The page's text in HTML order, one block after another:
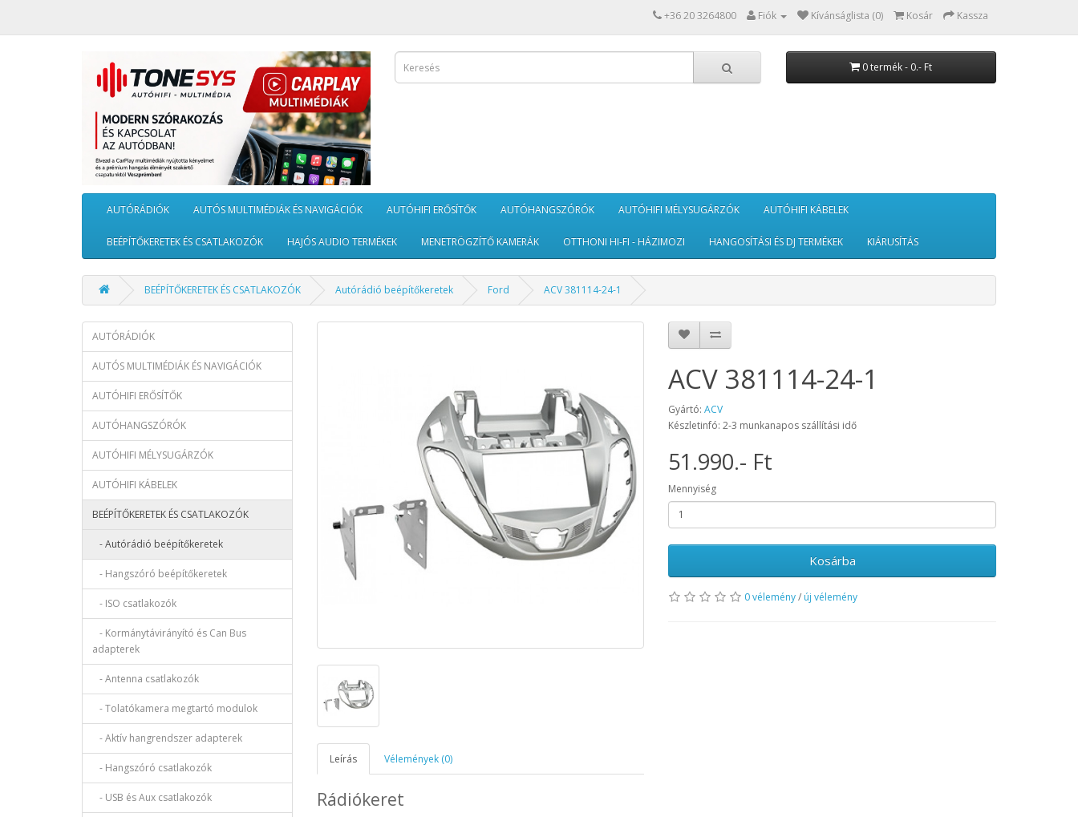
+36 20 3264800 Fiók Kívánságlista (0) Kosár Kassza
0 termék - 0.- Ft
AUTÓRÁDIÓK AUTÓS MULTIMÉDIÁK ÉS NAVIGÁCIÓK AUTÓHIFI ERŐSÍTŐK AUTÓHANGSZÓRÓK AUTÓHIFI MÉLYSUGÁRZÓK AUTÓHIFI KÁBELEK
BEÉPÍTŐKERETEK ÉS CSATLAKOZÓK HAJÓS AUDIO TERMÉKEK MENETRÖGZÍTŐ KAMERÁK OTTHONI HI-FI - HÁZIMOZI HANGOSÍTÁSI ÉS DJ TERMÉKEK KIÁRUSÍTÁS
BEÉPÍTŐKERETEK ÉS CSATLAKOZÓK Autórádió beépítőkeretek Ford ACV 381114-24-1
AUTÓRÁDIÓK
AUTÓS MULTIMÉDIÁK ÉS NAVIGÁCIÓK
AUTÓHIFI ERŐSÍTŐK
AUTÓHANGSZÓRÓK
AUTÓHIFI MÉLYSUGÁRZÓK
AUTÓHIFI KÁBELEK
BEÉPÍTŐKERETEK ÉS CSATLAKOZÓK
- Autórádió beépítőkeretek
- Hangszóró beépítőkeretek
- ISO csatlakozók
- Kormánytávirányító és Can Bus
adapterek
- Antenna csatlakozók
- Tolatókamera megtartó modulok
- Aktív hangrendszer adapterek
- Hangszóró csatlakozók
- USB és Aux csatlakozók
Leírás Vélemények (0)
Rádiókeret
ACV 381114-24-1
Gyártó:ACV
Készletinfó: 2-3 munkanapos szállítási idő
51.990.- Ft
Mennyiség
Kosárba
0 vélemény/ új vélemény